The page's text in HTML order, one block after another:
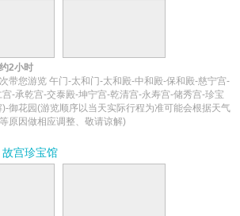
2小时
带您游览 午门-太和门-太和殿-中和殿-保和殿-慈宁宫-
宫-承乾宫-交泰殿-坤宁宫-乾清宫-永寿宫-储秀宫-珍宝
御花园(游览顺序以当天实际行程为准可能会根据天气
原因做相应调整、敬请谅解)
故宫珍宝馆